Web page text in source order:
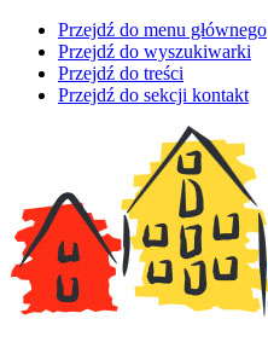
Przejdź do menu głównego
Przejdź do wyszukiwarki
Przejdź do treści
Przejdź do sekcji kontakt